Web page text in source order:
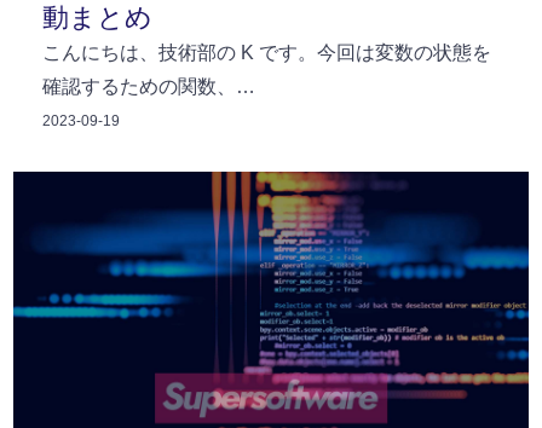
動まとめ
こんにちは、技術部の K です。今回は変数の状態を
確認するための関数、…
2023-09-19